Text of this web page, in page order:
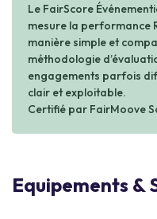
Le FairScore
mesure la performance
manière simple et
méthodologie
engagements parfois
clair et exploitable.
Certifié par FairMoove
Equipements &